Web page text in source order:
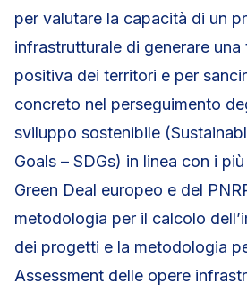
per valutare la capacità di un
infrastrutturale di generare
positiva dei territori e per
concreto nel perseguimento
sviluppo sostenibile
Goals – SDGs) in linea con i
Green Deal europeo e del
metodologia per il calcolo
dei progetti e la metodologia
Assessment delle opere